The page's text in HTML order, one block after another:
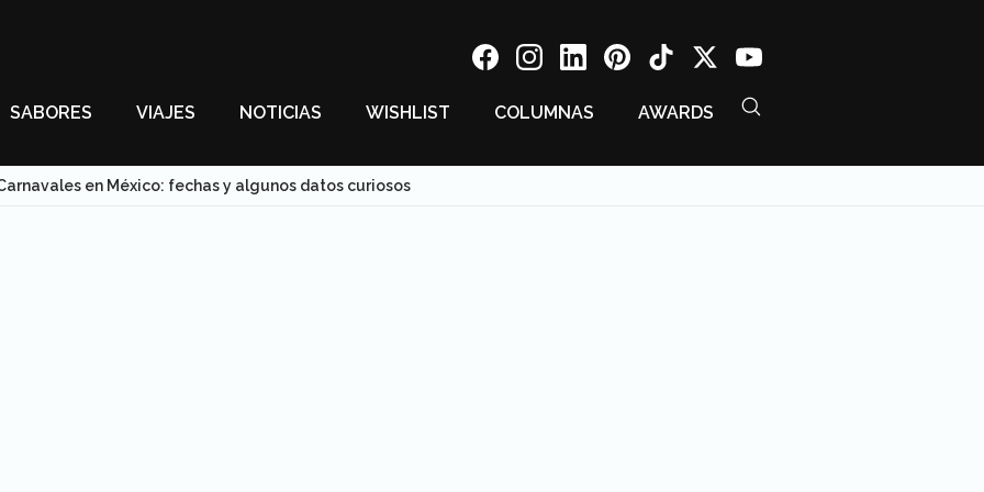
SABORES VIAJES NOTICIAS WISHLIST COLUMNAS AWARDS
en México: fechas y algunos datos curiosos